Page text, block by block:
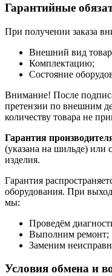
Гарантийные
При получении заказа
Внешний вид
Комплектацию;
Состояние
Внимание! После
претензии по внешним
количеству товара не
Гарантия
(указана на шильде) или
изделия.
Гарантия
оборудования. При
мы:
Проведём
Выполним ремонт;
Заменим
Условия обмена и